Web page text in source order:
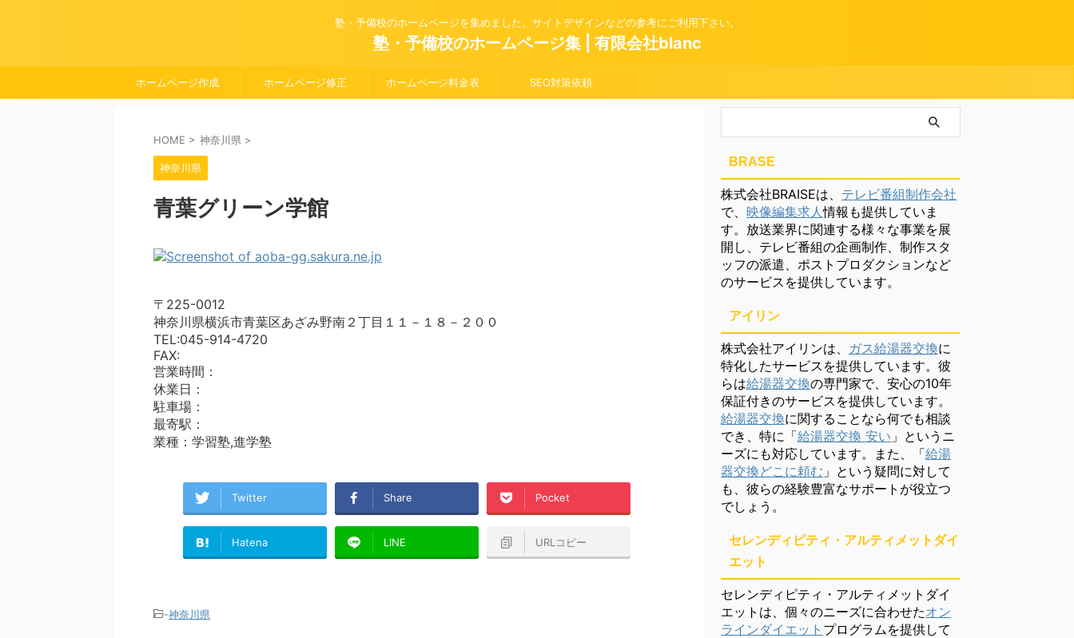
塾・予備校のホームページを集めました。サイトデザインなどの参考にご利用下さい。
塾・予備校のホームページ集 | 有限会社blanc
ホームページ作成 ホームページ修正 ホームページ料金表 SEO対策依頼
HOME > 神奈川県 >
神奈川県
青葉グリーン学館
〒225-0012
神奈川県横浜市青葉区あざみ野南２丁目１１－１８－２００
TEL:045-914-4720
FAX:
営業時間：
休業日：
駐車場：
最寄駅：
業種：学習塾,進学塾
Twitter Share Pocket
Hatena LINE URLコピー
-神奈川県
BRASE
株式会社BRAISEは、 テレビ番組制作会社
で、 映像編集求人情報も提供していま
す。放送業界に関連する様々な事業を展
開し、テレビ番組の企画制作、制作スタ
ッフの派遣、ポストプロダクションなど
のサービスを提供しています。
アイリン
株式会社アイリンは、 ガス給湯器交換に
特化したサービスを提供しています。彼
らは給湯器交換の専門家で、安心の10年
保証付きのサービスを提供しています。
給湯器交換に関することなら何でも相談
でき、特に「給湯器交換 安い 」というニ
ーズにも対応しています。また、「給湯
器交換どこに頼む 」という疑問に対して
も、彼らの経験豊富なサポートが役立つ
でしょう。
セレンディピティ・アルティメットダイ
エット
セレンディピティ・アルティメットダイ
エットは、個々のニーズに合わせたオン
ラインダイエット プログラムを提供して